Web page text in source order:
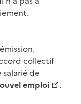
.
collectif
de
emploi
.